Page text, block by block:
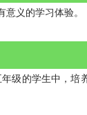
义的学习体验。
级的学生中，培